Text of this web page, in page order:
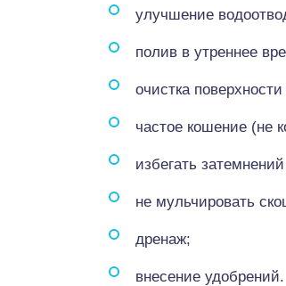
улучшение
полив в утреннее
очистка
частое кошение (не
избегать
не мульчировать
дренаж;
внесение удобрений.